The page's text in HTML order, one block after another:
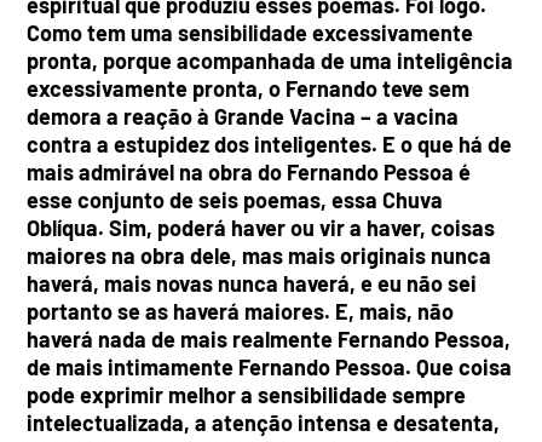
Como tem uma sensibilidade excessivamente
pronta, porque acompanhada de uma inteligência
excessivamente pronta, o Fernando teve sem
demora a reação à Grande Vacina – a vacina
contra a estupidez dos inteligentes. E o que há de
mais admirável na obra do Fernando Pessoa é
esse conjunto de seis poemas, essa Chuva
Oblíqua. Sim, poderá haver ou vir a haver, coisas
maiores na obra dele, mas mais originais nunca
haverá, mais novas nunca haverá, e eu não sei
portanto se as haverá maiores. E, mais, não
haverá nada de mais realmente Fernando Pessoa,
de mais intimamente Fernando Pessoa. Que coisa
pode exprimir melhor a sensibilidade sempre
intelectualizada, a atenção intensa e desatenta,